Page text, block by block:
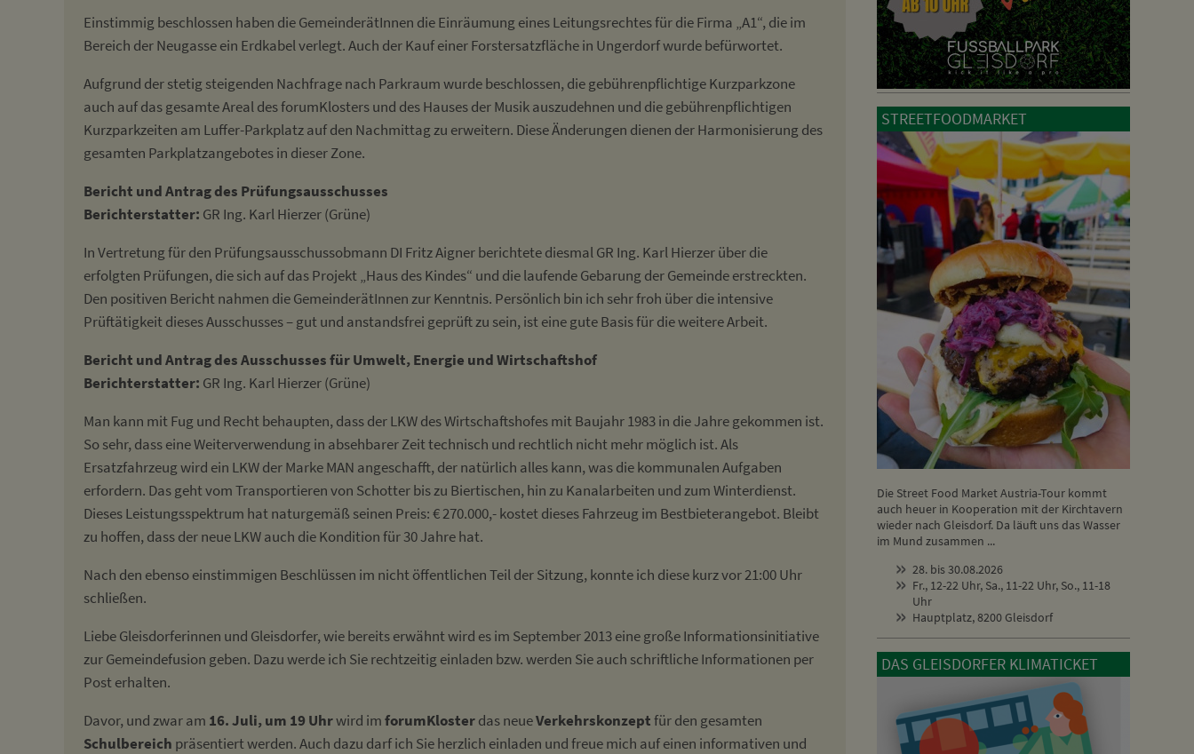
Einstimmig beschlossen haben die GemeinderätInnen die Einräumung eines Leitungsrechtes für die Firma „A1“, die im
Bereich der Neugasse ein Erdkabel verlegt. Auch der Kauf einer Forstersatzfläche in Ungerdorf wurde befürwortet.
Aufgrund der stetig steigenden Nachfrage nach Parkraum wurde beschlossen, die gebührenpflichtige Kurzparkzone
auch auf das gesamte Areal des forumKlosters und des Hauses der Musik auszudehnen und die gebührenpflichtigen
Kurzparkzeiten am Luffer-Parkplatz auf den Nachmittag zu erweitern. Diese Änderungen dienen der Harmonisierung des
gesamten Parkplatzangebotes in dieser Zone.
Bericht und Antrag des Prüfungsausschusses
Berichterstatter: GR Ing. Karl Hierzer (Grüne)
In Vertretung für den Prüfungsausschussobmann DI Fritz Aigner berichtete diesmal GR Ing. Karl Hierzer über die
erfolgten Prüfungen, die sich auf das Projekt „Haus des Kindes“ und die laufende Gebarung der Gemeinde erstreckten.
Den positiven Bericht nahmen die GemeinderätInnen zur Kenntnis. Persönlich bin ich sehr froh über die intensive
Prüftätigkeit dieses Ausschusses – gut und anstandsfrei geprüft zu sein, ist eine gute Basis für die weitere Arbeit.
Bericht und Antrag des Ausschusses für Umwelt, Energie und Wirtschaftshof
Berichterstatter: GR Ing. Karl Hierzer (Grüne)
Man kann mit Fug und Recht behaupten, dass der LKW des Wirtschaftshofes mit Baujahr 1983 in die Jahre gekommen ist.
So sehr, dass eine Weiterverwendung in absehbarer Zeit technisch und rechtlich nicht mehr möglich ist. Als
Ersatzfahrzeug wird ein LKW der Marke MAN angeschafft, der natürlich alles kann, was die kommunalen Aufgaben
erfordern. Das geht vom Transportieren von Schotter bis zu Biertischen, hin zu Kanalarbeiten und zum Winterdienst.
Dieses Leistungsspektrum hat naturgemäß seinen Preis: € 270.000,- kostet dieses Fahrzeug im Bestbieterangebot. Bleibt
zu hoffen, dass der neue LKW auch die Kondition für 30 Jahre hat.
Nach den ebenso einstimmigen Beschlüssen im nicht öffentlichen Teil der Sitzung, konnte ich diese kurz vor 21:00 Uhr
schließen.
Liebe Gleisdorferinnen und Gleisdorfer, wie bereits erwähnt wird es im September 2013 eine große Informationsinitiative
zur Gemeindefusion geben. Dazu werde ich Sie rechtzeitig einladen bzw. werden Sie auch schriftliche Informationen per
Post erhalten.
Davor, und zwar am 16. Juli, um 19 Uhrwird imforumKlosterdas neueVerkehrskonzeptfür den gesamten
Schulbereich präsentiert werden. Auch dazu darf ich Sie herzlich einladen und freue mich auf einen informativen und
STREETFOODMARKET
Die Street Food Market Austria-Tour kommt
auch heuer in Kooperation mit der Kirchtavern
wieder nach Gleisdorf. Da läuft uns das Wasser
im Mund zusammen ...
28. bis 30.08.2026
Fr., 12-22 Uhr, Sa., 11-22 Uhr, So., 11-18
Uhr
Hauptplatz, 8200 Gleisdorf
DAS GLEISDORFER KLIMATICKET